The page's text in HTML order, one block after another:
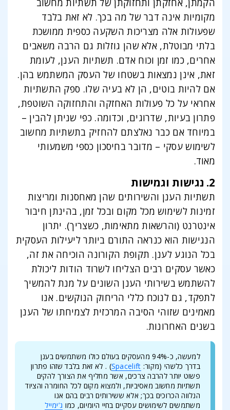
מקומיות אינה דבר של מה בכך. לא זאת בלבד
שפעולות אלה מצריכות השקעה כספית ממושכת
בלתי מבוטלת, אלא שהן גוזלות גם הרבה משאבים
אחרים, כמו זמן וכוח אדם. תשתיות הענן, לעומת
זאת, אינן נמצאות בשטחו של העסק המשתמש בהן.
אם להיות בוטים, הן לא בעיה שלו. ספק התשתיות
אחראי על כל פעולות האחזקה והתחזוקה השוטפת,
פתרון בעיות, שדרוגים, וכדומה. כפי שניתן להבין –
במיוחד אם כבר נאלצתם להחזיק בתשתיות מחשוב
לשימוש עסקי – מדובר בחיסכון כספי משמעותי
מאוד.
2. נגישות וגמישות
תשתיות הענן והשירותים שהן מאחסנות ומריצות
זמינות לשימוש מכל מקום ובכל זמן, בהינתן חיבור
אינטרנט (והרשאות מתאימות, כשצריך). יתרון
הנגישות הוא כנראה התורם ביותר ליעילות העסקית
בכל הנוגע לענן. תקופת הקורונה הוכיחה את זה,
כאשר עסקים רבים הצליחו לשרוד הודות ליכולת
להשתמש בשירותי הענן השונים על מנת להמשיך
לתפקד, גם לנוכח כללי הריחוק הנוקשים. אנו
מאמינים שזוהי הסיבה המרכזית לצמיחתו של הענן
בשנים האחרונות.
למעשה, כ-94% מהעסקים בעולם כולו משתמשים בענן
בדרך כלשהי (מקור: Spacelift) . לא זאת בלבד שזהו פתרון
פשוט יותר להרבה צרכים, אשר מחליף את הצורך להקים
תשתיות מחשוב מאסיביות, ולמצוא מקום לכל החומרה והציוד
הנלווה הכרוכים בכך; אלא ששירותים רבים בהם אנו
משתמשים לשימושים עסקיים בחיי היומיום, כמו ג’ימייל